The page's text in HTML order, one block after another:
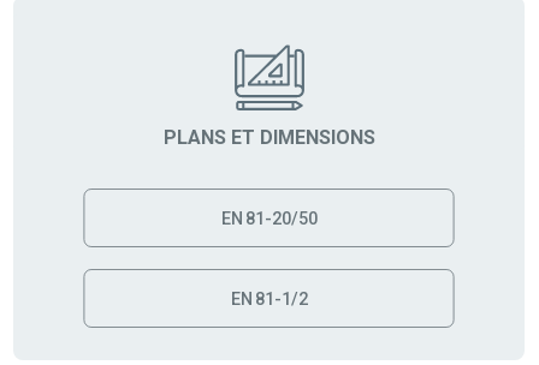
PLANS ET DIMENSIONS
EN 81-20/50
EN 81-1/2